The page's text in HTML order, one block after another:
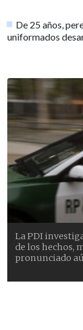
De 25 años,
uniformados
La PDI
de los hechos,
pronunciado